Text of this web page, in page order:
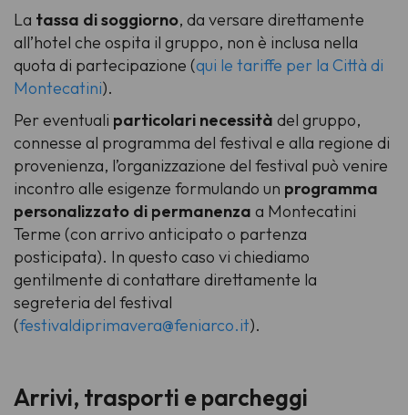
La tassa di soggiorno, da versare direttamente
all’hotel che ospita il gruppo, non è inclusa nella
quota di partecipazione (qui le tariffe per la Città di
Montecatini).
Per eventuali particolari necessità del gruppo,
connesse al programma del festival e alla regione di
provenienza, l’organizzazione del festival può venire
incontro alle esigenze formulando un programma
personalizzato di permanenza a Montecatini
Terme (con arrivo anticipato o partenza
posticipata). In questo caso vi chiediamo
gentilmente di contattare direttamente la
segreteria del festival
(festivaldiprimavera@feniarco.it).
Arrivi, trasporti e parcheggi